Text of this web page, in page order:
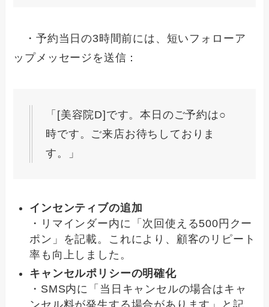
・予約当日の3時間前には、短いフォローア
ップメッセージを送信：
「[美容院D]です。本日のご予約は○
時です。ご来店お待ちしておりま
す。」
インセンティブの追加
・リマインダー内に「次回使える500円クー
ポン」を記載。これにより、顧客のリピート
率も向上しました。
キャンセルポリシーの明確化
・SMS内に「当日キャンセルの場合はキャ
ンセル料が発生する場合があります」と記